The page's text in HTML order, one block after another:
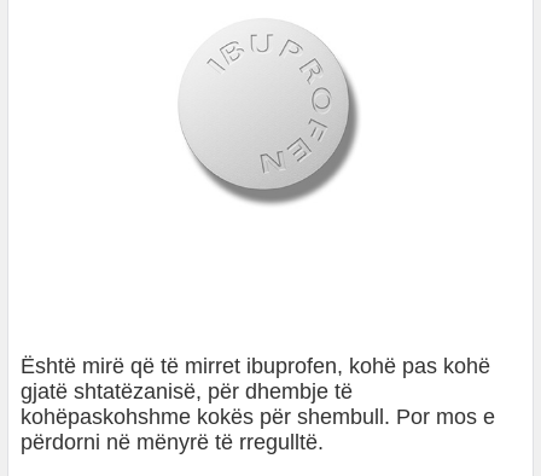
Është mirë që të mirret ibuprofen, kohë pas kohë
gjatë shtatëzanisë, për dhembje të
kohëpaskohshme kokës për shembull. Por mos e
përdorni në mënyrë të rregulltë.